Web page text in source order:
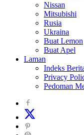
Nissan
Mitsubishi
Rusia
Ukraina
Buat Lemon
Buat Apel
Laman
Indeks
Privacy
Pedoman